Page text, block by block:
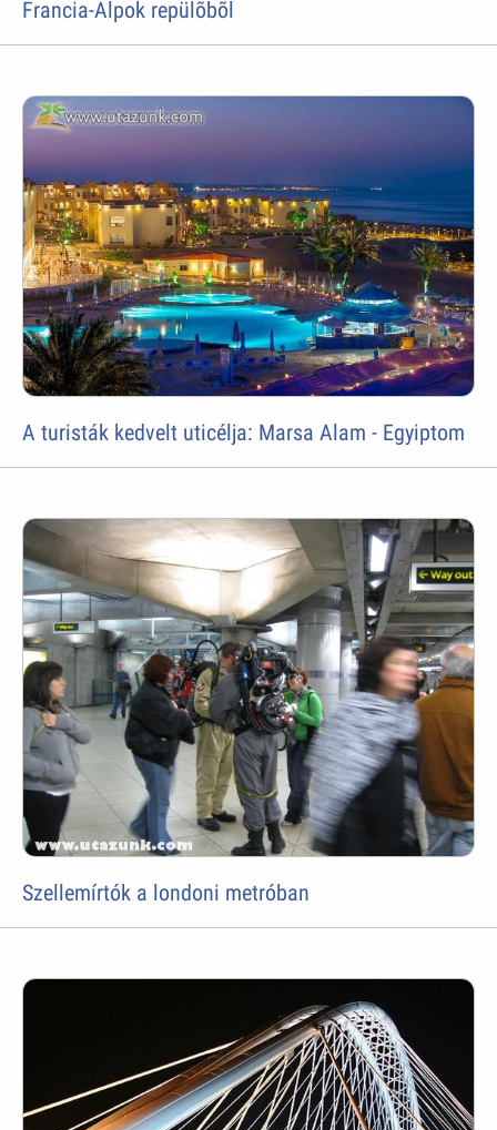
Francia-Alpok repülõbõl
A turisták kedvelt uticélja: Marsa Alam - Egyiptom
Szellemírtók a londoni metróban